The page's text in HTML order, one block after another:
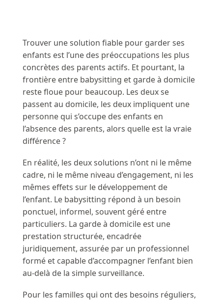
Trouver une solution fiable pour garder ses
enfants est l’une des préoccupations les plus
concrètes des parents actifs. Et pourtant, la
frontière entre babysitting et garde à domicile
reste floue pour beaucoup. Les deux se
passent au domicile, les deux impliquent une
personne qui s’occupe des enfants en
l’absence des parents, alors quelle est la vraie
différence ?
En réalité, les deux solutions n’ont ni le même
cadre, ni le même niveau d’engagement, ni les
mêmes effets sur le développement de
l’enfant. Le babysitting répond à un besoin
ponctuel, informel, souvent géré entre
particuliers. La garde à domicile est une
prestation structurée, encadrée
juridiquement, assurée par un professionnel
formé et capable d’accompagner l’enfant bien
au-delà de la simple surveillance.
Pour les familles qui ont des besoins réguliers,